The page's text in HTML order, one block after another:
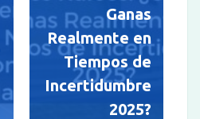
Ganas
Realmente en
Tiempos de
Incertidumbre
2025?